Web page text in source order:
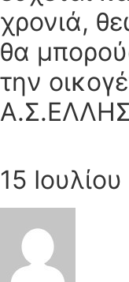
χρονιά,
θα
την
15